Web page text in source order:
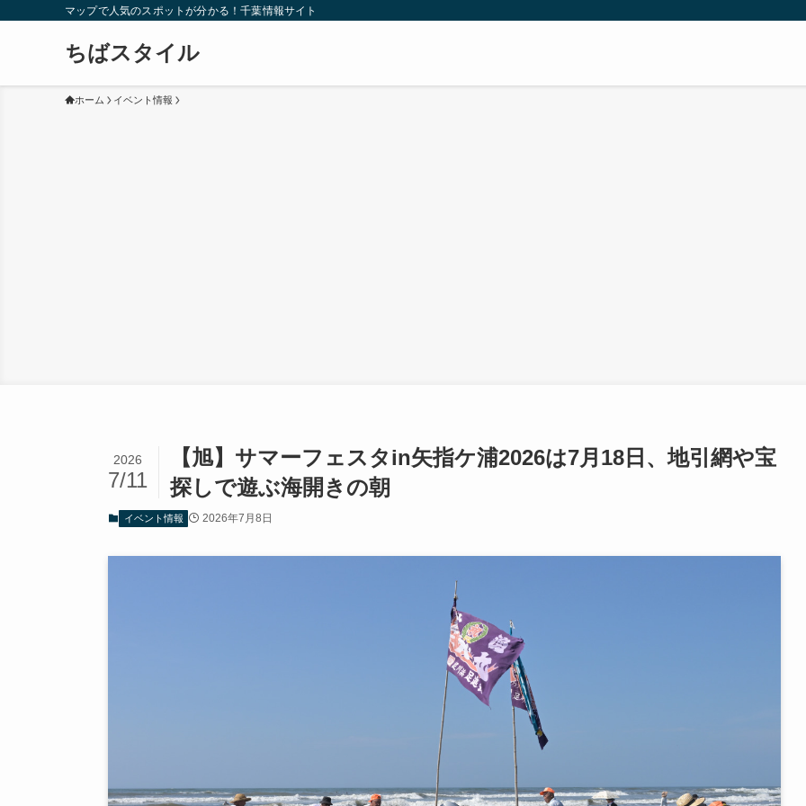
マップで人気のスポットが分かる！千葉情報サイト
ちばスタイル
ホーム イベント情報
【旭】サマーフェスタin矢指ケ浦2026は7月18日、地引網や宝
探しで遊ぶ海開きの朝
2026
7/11
イベント情報 2026年7月8日